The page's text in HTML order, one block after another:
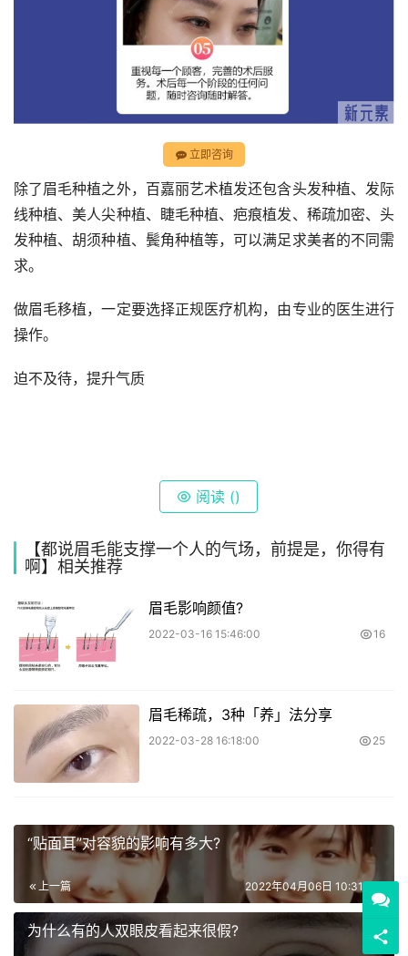
立即咨询
除了眉毛种植之外，百嘉丽艺术植发还包含头发种植、发际
线种植、美人尖种植、睫毛种植、疤痕植发、稀疏加密、头
发种植、胡须种植、鬓角种植等，可以满足求美者的不同需
求。
做眉毛移植，一定要选择正规医疗机构，由专业的医生进行
操作。
迫不及待，提升气质
阅读 ()
【都说眉毛能支撑一个人的气场，前提是，你得有
啊】相关推荐
眉毛影响颜值?
2022-03-16 15:46:00 16
眉毛稀疏，3种「养」法分享
2022-03-28 16:18:00 25
“贴面耳”对容貌的影响有多大?
上一篇 2022年04月06日 10:31:00
为什么有的人双眼皮看起来很假?